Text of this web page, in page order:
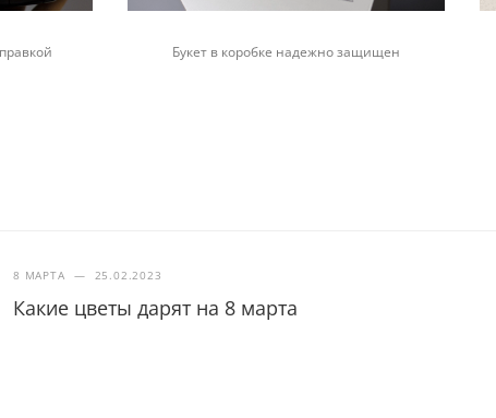
Букет в коробке надежно защищен
8 МАРТА — 25.02.2023
Какие цветы дарят на 8 марта